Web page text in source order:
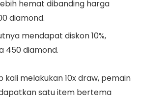
hemat dibanding harga
diamond.
mendapat diskon 10%,
450 diamond.
kali melakukan 10x draw, pemain
satu item bertema